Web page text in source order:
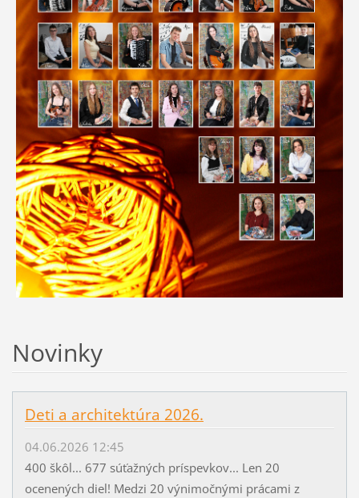
Novinky
Deti a architektúra 2026.
04.06.2026 12:45
400 škôl... 677 súťažných príspevkov... Len 20
ocenených diel! Medzi 20 výnimočnými prácami z